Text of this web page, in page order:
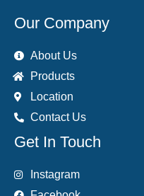
Our Company
About Us
Products
Location
Contact Us
Get In Touch
Instagram